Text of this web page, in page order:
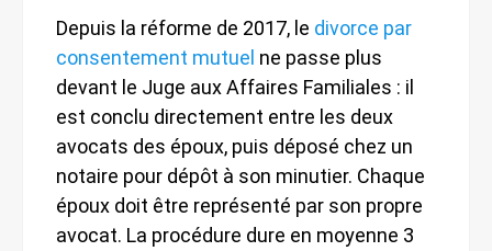
Depuis la réforme de 2017, le divorce par
consentement mutuel ne passe plus
devant le Juge aux Affaires Familiales : il
est conclu directement entre les deux
avocats des époux, puis déposé chez un
notaire pour dépôt à son minutier. Chaque
époux doit être représenté par son propre
avocat. La procédure dure en moyenne 3